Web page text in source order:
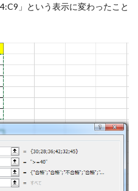
」という表示に変わったこと